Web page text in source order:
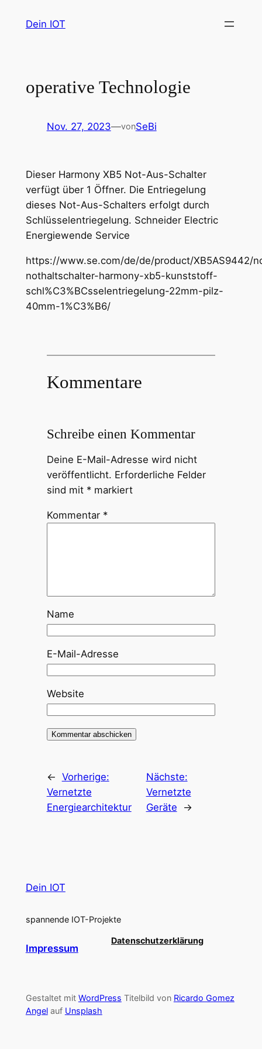
InhaltDein IOT
operative Technologie
Nov. 27, 2023—vonSeBi
Dieser Harmony XB5 Not-Aus-Schalter
verfügt über 1 Öffner. Die Entriegelung
dieses Not-Aus-Schalters erfolgt durch
Schlüsselentriegelung. Schneider Electric
Energiewende Service
https://www.se.com/de/de/product/XB5AS9442/
nothaltschalter-harmony-xb5-kunststoff-
schl%C3%BCsselentriegelung-22mm-pilz-
40mm-1%C3%B6/
Kommentare
Schreibe einen Kommentar
Deine E-Mail-Adresse wird nicht
veröffentlicht. Erforderliche Felder
sind mit *markiert
Kommentar *
Name
E-Mail-Adresse
Website
← Vorherige:
Vernetzte
Energiearchitektur
Nächste:
Vernetzte
Geräte
→
Dein IOT
spannende IOT-Projekte
Impressum
Datenschutzerklärung
Gestaltet mit WordPress Titelbild von Ricardo Gomez
Angelauf Unsplash